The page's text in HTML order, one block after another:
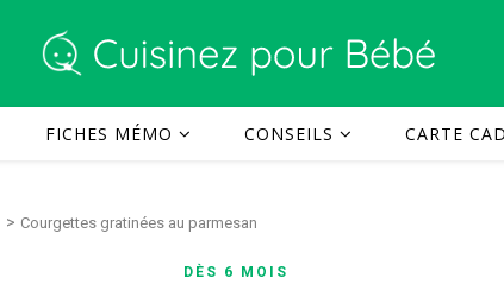
FICHES MÉMO CONSEILS CARTE
> Courgettes gratinées au parmesan
DÈS 6 MOIS